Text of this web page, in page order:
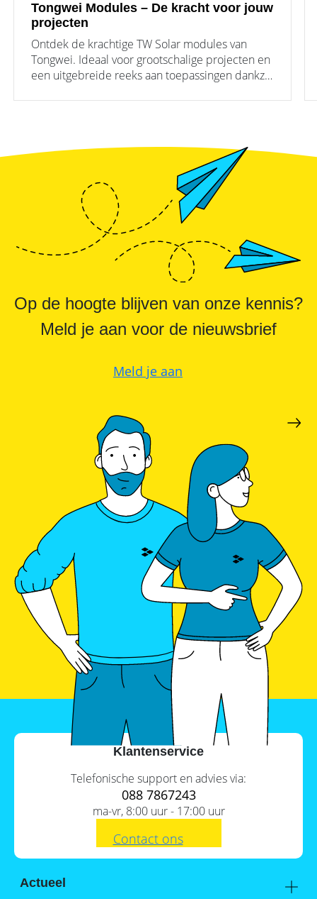
Tongwei Modules – De kracht voor jouw
projecten
Ontdek de krachtige TW Solar modules van
Tongwei. Ideaal voor grootschalige projecten en
een uitgebreide reeks aan toepassingen dankzij
Inhoud
Op de hoogte blijven van onze kennis?
Meld je aan voor de nieuwsbrief
Meld je aan
Klantenservice
Telefonische support en advies via:
088 7867243
ma-vr, 8:00 uur - 17:00 uur
Contact ons
Actueel